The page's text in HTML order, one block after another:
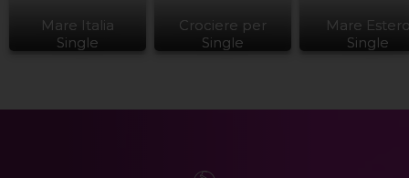
Mare Italia
Single
Crociere per
Single
Mare
Single